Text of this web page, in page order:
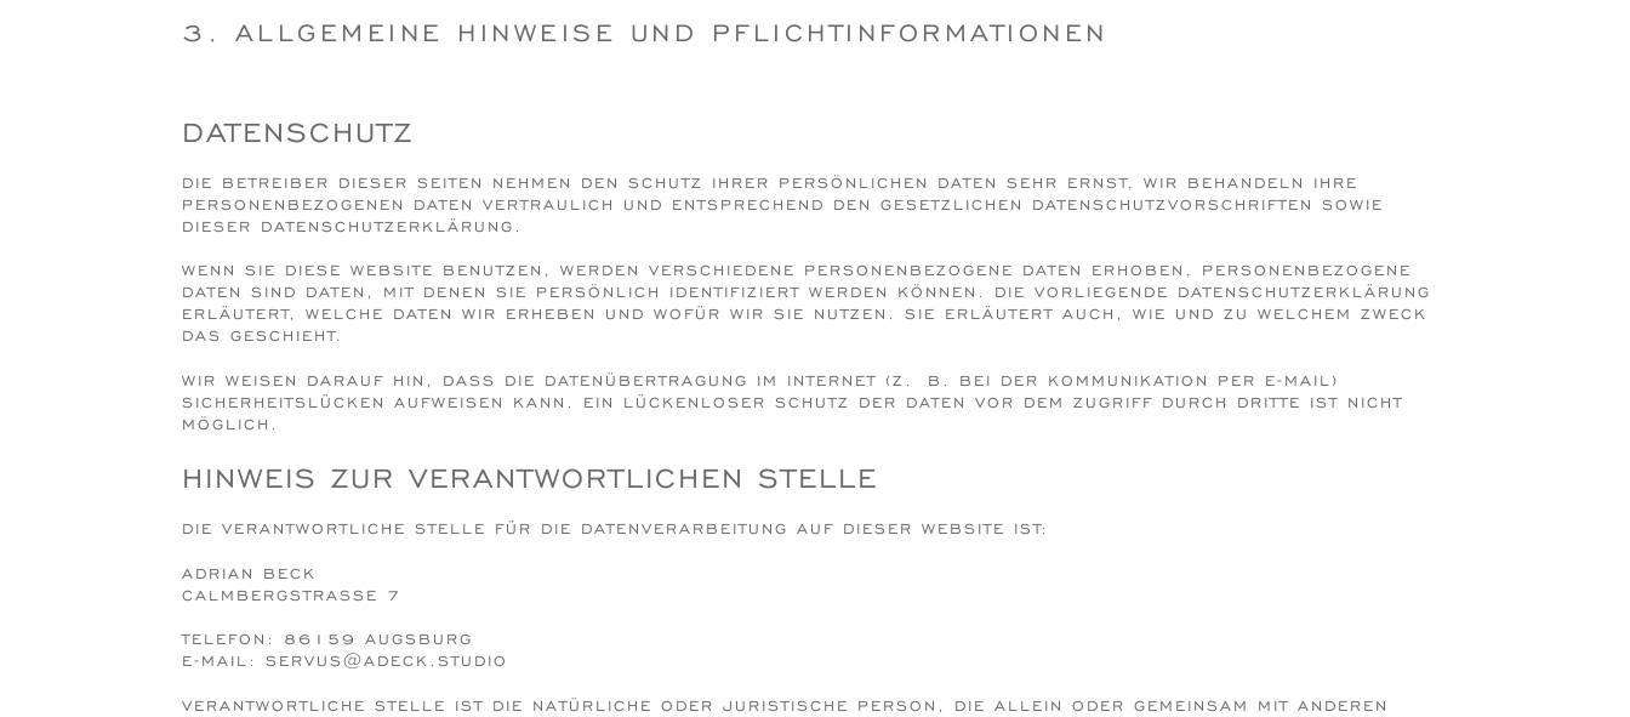
3. ALLGEMEINE HINWEISE UND PFLICHT­INFORMATIONEN
DATENSCHUTZ
DIE BETREIBER DIESER SEITEN NEHMEN DEN SCHUTZ IHRER PERSÖNLICHEN DATEN SEHR ERNST. WIR BEHANDELN IHRE
PERSONENBEZOGENEN DATEN VERTRAULICH UND ENTSPRECHEND DEN GESETZLICHEN DATENSCHUTZVORSCHRIFTEN SOWIE
DIESER DATENSCHUTZERKLÄRUNG.
WENN SIE DIESE WEBSITE BENUTZEN, WERDEN VERSCHIEDENE PERSONENBEZOGENE DATEN ERHOBEN. PERSONENBEZOGENE
DATEN SIND DATEN, MIT DENEN SIE PERSÖNLICH IDENTIFIZIERT WERDEN KÖNNEN. DIE VORLIEGENDE DATENSCHUTZERKLÄRUNG
ERLÄUTERT, WELCHE DATEN WIR ERHEBEN UND WOFÜR WIR SIE NUTZEN. SIE ERLÄUTERT AUCH, WIE UND ZU WELCHEM ZWECK
DAS GESCHIEHT.
WIR WEISEN DARAUF HIN, DASS DIE DATENÜBERTRAGUNG IM INTERNET (Z. B. BEI DER KOMMUNIKATION PER E-MAIL)
SICHERHEITSLÜCKEN AUFWEISEN KANN. EIN LÜCKENLOSER SCHUTZ DER DATEN VOR DEM ZUGRIFF DURCH DRITTE IST NICHT
MÖGLICH.
HINWEIS ZUR VERANTWORTLICHEN STELLE
DIE VERANTWORTLICHE STELLE FÜR DIE DATENVERARBEITUNG AUF DIESER WEBSITE IST:
ADRIAN BECK
CALMBERGSTRASSE 7
TELEFON: 86159 AUGSBURG
E-MAIL: SERVUS@ADECK.STUDIO
VERANTWORTLICHE STELLE IST DIE NATÜRLICHE ODER JURISTISCHE PERSON, DIE ALLEIN ODER GEMEINSAM MIT ANDEREN